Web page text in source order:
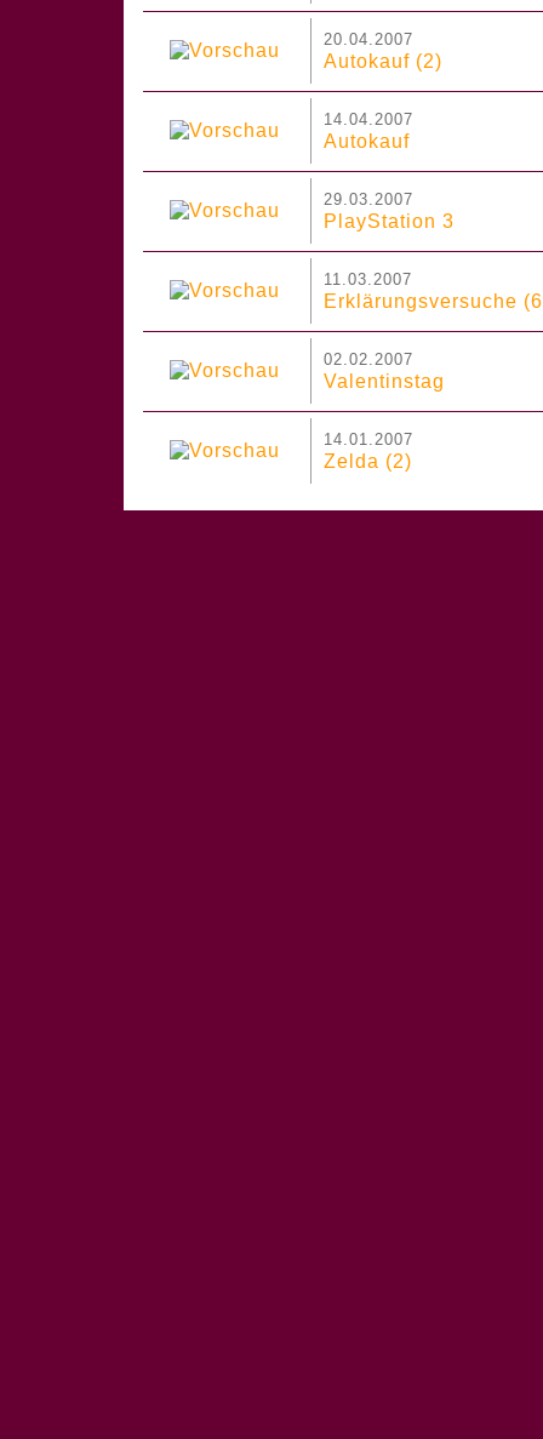
20.04.2007
Autokauf (2)
14.04.2007
Autokauf
29.03.2007
PlayStation 3
11.03.2007
Erklärungsversuche
02.02.2007
Valentinstag
14.01.2007
Zelda (2)